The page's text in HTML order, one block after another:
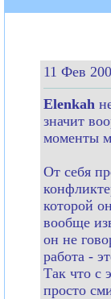
11 Фев
Elenkah
значит
моменты
От себя
которой
вообще
он не
работа -
Так что с
просто